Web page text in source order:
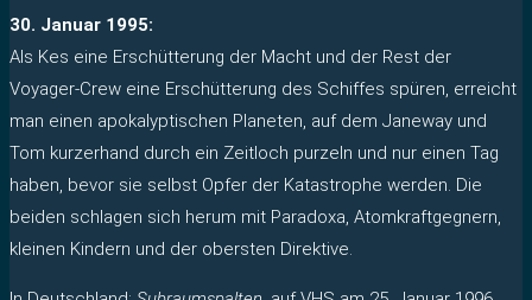
30. Januar 1995:
Als Kes eine Erschütterung der Macht und der Rest der
Voyager-Crew eine Erschütterung des Schiffes spüren, erreicht
man einen apokalyptischen Planeten, auf dem Janeway und
Tom kurzerhand durch ein Zeitloch purzeln und nur einen Tag
haben, bevor sie selbst Opfer der Katastrophe werden. Die
beiden schlagen sich herum mit Paradoxa, Atomkraftgegnern,
kleinen Kindern und der obersten Direktive.